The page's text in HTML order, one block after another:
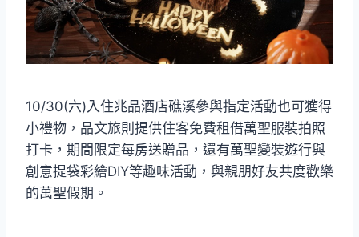
10/30(六)入住兆品酒店礁溪參與指定活動也可獲得
小禮物，品文旅則提供住客免費租借萬聖服裝拍照
打卡，期間限定每房送贈品，還有萬聖變裝遊行與
創意提袋彩繪DIY等趣味活動，與親朋好友共度歡樂
的萬聖假期。